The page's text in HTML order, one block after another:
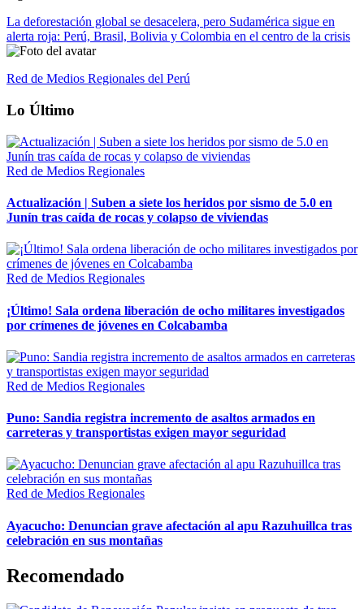
La deforestación global se desacelera, pero Sudamérica sigue en
alerta roja: Perú, Brasil, Bolivia y Colombia en el centro de la crisis
Red de Medios Regionales del Perú
Lo Último
Red de Medios Regionales
Actualización | Suben a siete los heridos por sismo de 5.0 en
Junín tras caída de rocas y colapso de viviendas
Red de Medios Regionales
¡Último! Sala ordena liberación de ocho militares investigados
por crímenes de jóvenes en Colcabamba
Red de Medios Regionales
Puno: Sandia registra incremento de asaltos armados en
carreteras y transportistas exigen mayor seguridad
Red de Medios Regionales
Ayacucho: Denuncian grave afectación al apu Razuhuillca tras
celebración en sus montañas
Recomendado